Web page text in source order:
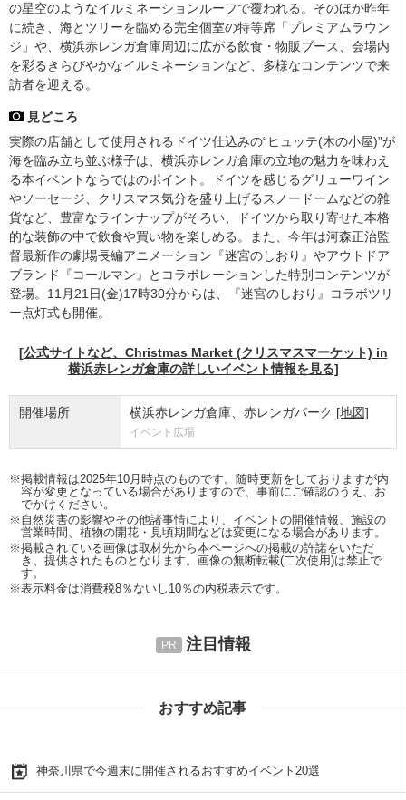
の星空のようなイルミネーションルーフで覆われる。そのほか昨年
に続き、海とツリーを臨める完全個室の特等席「プレミアムラウン
ジ」や、横浜赤レンガ倉庫周辺に広がる飲食・物販ブース、会場内
を彩るきらびやかなイルミネーションなど、多様なコンテンツで来
訪者を迎える。
見どころ
実際の店舗として使用されるドイツ仕込みの“ヒュッテ(木の小屋)”が
海を臨み立ち並ぶ様子は、横浜赤レンガ倉庫の立地の魅力を味わえ
る本イベントならではのポイント。ドイツを感じるグリューワイン
やソーセージ、クリスマス気分を盛り上げるスノードームなどの雑
貨など、豊富なラインナップがそろい、ドイツから取り寄せた本格
的な装飾の中で飲食や買い物を楽しめる。また、今年は河森正治監
督最新作の劇場長編アニメーション『迷宮のしおり』やアウトドア
ブランド『コールマン』とコラボレーションした特別コンテンツが
登場。11月21日(金)17時30分からは、『迷宮のしおり』コラボツリ
ー点灯式も開催。
[公式サイトなど、Christmas Market (クリスマスマーケット) in
横浜赤レンガ倉庫の詳しいイベント情報を見る]
開催場所 横浜赤レンガ倉庫、赤レンガパーク [地図]
イベント広場
※掲載情報は2025年10月時点のものです。随時更新をしておりますが内
容が変更となっている場合がありますので、事前にご確認のうえ、お
でかけください。
※自然災害の影響やその他諸事情により、イベントの開催情報、施設の
営業時間、植物の開花・見頃期間などは変更になる場合があります。
※掲載されている画像は取材先から本ページへの掲載の許諾をいただ
き、提供されたものとなります。画像の無断転載(二次使用)は禁止で
す。
※表示料金は消費税8％ないし10％の内税表示です。
注目情報
おすすめ記事
神奈川県で今週末に開催されるおすすめイベント20選